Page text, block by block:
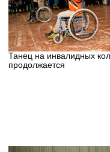
Танец на инвалидных
продолжается